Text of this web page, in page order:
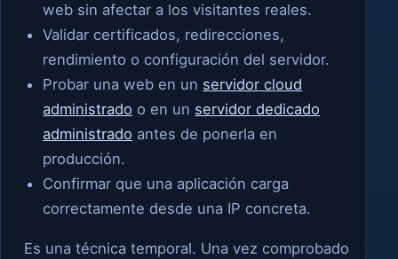
web sin afectar a los visitantes reales.
Validar certificados, redirecciones,
rendimiento o configuración del servidor.
Probar una web en un servidor cloud
administrado o en un servidor dedicado
administrado antes de ponerla en
producción.
Confirmar que una aplicación carga
correctamente desde una IP concreta.
Es una técnica temporal. Una vez comprobado